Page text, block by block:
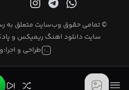
© تمامی حقوق وب‌سایت متعلق به
سایت دانلود اهنگ ریمیکس و
طراحی و اجرا: